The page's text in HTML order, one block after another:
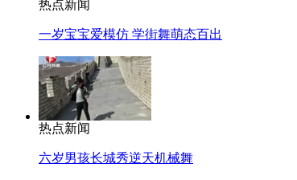
热点新闻
一岁宝宝爱模仿 学街舞萌态百出
热点新闻
六岁男孩长城秀逆天机械舞